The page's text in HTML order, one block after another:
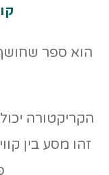
הוא ספר
הקריקטורה
זהו מסע בין